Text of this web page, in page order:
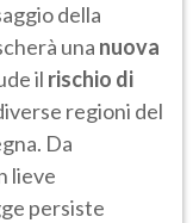
della
una nuova
il rischio di
regioni del
Da
lieve
persiste